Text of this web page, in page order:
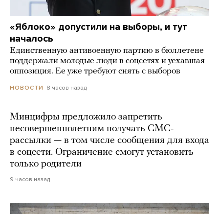
«Яблоко» допустили на выборы, и тут
началось
Единственную антивоенную партию в бюллетене
поддержали молодые люди в соцсетях и уехавшая
оппозиция. Ее уже требуют снять с выборов
НОВОСТИ 8 часов назад
Минцифры предложило запретить
несовершеннолетним получать СМС-
рассылки — в том числе сообщения для входа
в соцсети. Ограничение смогут установить
только родители
9 часов назад